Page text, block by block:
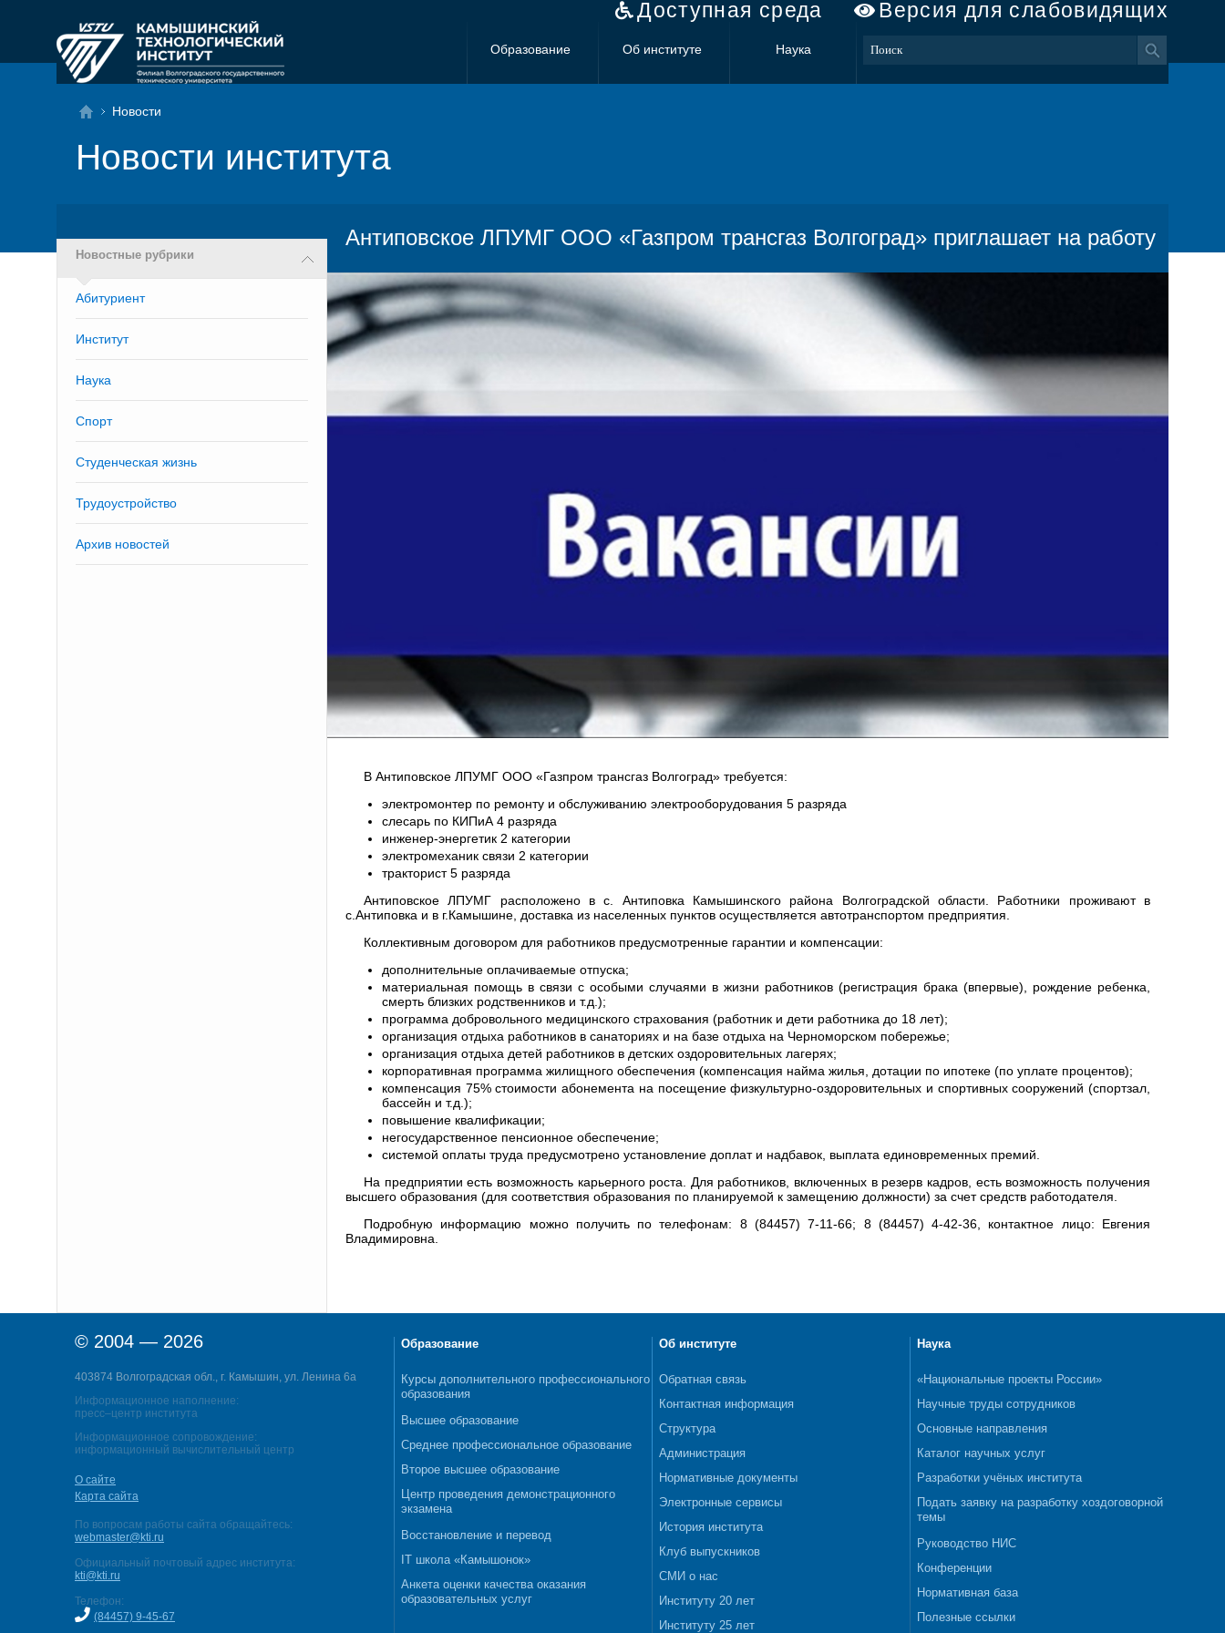
Доступная среда Версия для слабовидящих
Образование Об институте Наука
Новости
Новости института
Новостные рубрики
Абитуриент
Институт
Наука
Спорт
Студенческая жизнь
Трудоустройство
Архив новостей
Антиповское ЛПУМГ ООО «Газпром трансгаз Волгоград» приглашает на работу
В Антиповское ЛПУМГ ООО «Газпром трансгаз Волгоград» требуется:
электромонтер по ремонту и обслуживанию электрооборудования 5 разряда
слесарь по КИПиА 4 разряда
инженер-энергетик 2 категории
электромеханик связи 2 категории
тракторист 5 разряда
Антиповское ЛПУМГ расположено в с. Антиповка Камышинского района Волгоградской области. Работники проживают в
с.Антиповка и в г.Камышине, доставка из населенных пунктов осуществляется автотранспортом предприятия.
Коллективным договором для работников предусмотренные гарантии и компенсации:
дополнительные оплачиваемые отпуска;
материальная помощь в связи с особыми случаями в жизни работников (регистрация брака (впервые), рождение ребенка,
смерть близких родственников и т.д.);
программа добровольного медицинского страхования (работник и дети работника до 18 лет);
организация отдыха работников в санаториях и на базе отдыха на Черноморском побережье;
организация отдыха детей работников в детских оздоровительных лагерях;
корпоративная программа жилищного обеспечения (компенсация найма жилья, дотации по ипотеке (по уплате процентов);
компенсация 75% стоимости абонемента на посещение физкультурно-оздоровительных и спортивных сооружений (спортзал,
бассейн и т.д.);
повышение квалификации;
негосударственное пенсионное обеспечение;
системой оплаты труда предусмотрено установление доплат и надбавок, выплата единовременных премий.
На предприятии есть возможность карьерного роста. Для работников, включенных в резерв кадров, есть возможность получения
высшего образования (для соответствия образования по планируемой к замещению должности) за счет средств работодателя.
Подробную информацию можно получить по телефонам: 8 (84457) 7-11-66; 8 (84457) 4-42-36, контактное лицо: Евгения
Владимировна.
© 2004 — 2026
403874 Волгоградская обл., г. Камышин, ул. Ленина 6а
Информационное наполнение:
пресс–центр института
Информационное сопровождение:
информационный вычислительный центр
О сайте
Карта сайта
По вопросам работы сайта обращайтесь:
webmaster@kti.ru
Официальный почтовый адрес института:
kti@kti.ru
Телефон:
(84457) 9-45-67
Образование
Курсы дополнительного профессионального
образования
Высшее образование
Среднее профессиональное образование
Второе высшее образование
Центр проведения демонстрационного
экзамена
Восстановление и перевод
IT школа «Камышонок»
Анкета оценки качества оказания
образовательных услуг
Об институте
Обратная связь
Контактная информация
Структура
Администрация
Нормативные документы
Электронные сервисы
История института
Клуб выпускников
СМИ о нас
Институту 20 лет
Институту 25 лет
Наука
«Национальные проекты России»
Научные труды сотрудников
Основные направления
Каталог научных услуг
Разработки учёных института
Подать заявку на разработку хоздоговорной
темы
Руководство НИС
Конференции
Нормативная база
Полезные ссылки